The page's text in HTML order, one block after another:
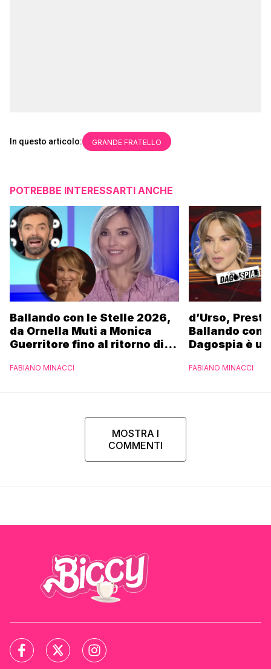
In questo articolo: GRANDE FRATELLO
POTREBBE INTERESSARTI ANCHE
Ballando con le Stelle 2026,
da Ornella Muti a Monica
Guerritore fino al ritorno di
l’esclusiva di Gabriele
FABIANO MINACCI
d’Urso,
Ballando con
Dagospia è
FABIANO MINACCI
MOSTRA I
COMMENTI